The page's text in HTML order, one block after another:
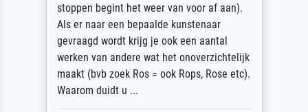
stoppen begint het weer van voor af aan).
Als er naar een bepaalde kunstenaar
gevraagd wordt krijg je ook een aantal
werken van andere wat het onoverzichtelijk
maakt (bvb zoek Ros = ook Rops, Rose etc).
Waarom duidt u ...